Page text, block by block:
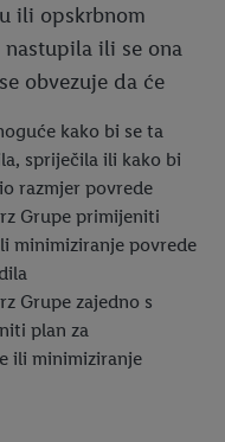
ili opskrbnom
ili se ona
obvezuje da će
kako bi se ta
spriječila ili kako bi
razmjer povrede
Grupe primijeniti
minimiziranje povrede
Grupe zajedno s
plan za
ili minimiziranje